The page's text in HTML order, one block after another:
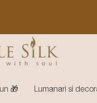
🎁 Lumanari si